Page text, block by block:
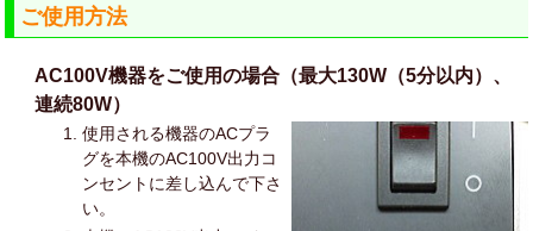
ご使用方法
AC100V機器をご使用の場合（最大130W（5分以内）、
連続80W）
使用される機器のACプラ
グを本機のAC100V出力コ
ンセントに差し込んで下さ
い。